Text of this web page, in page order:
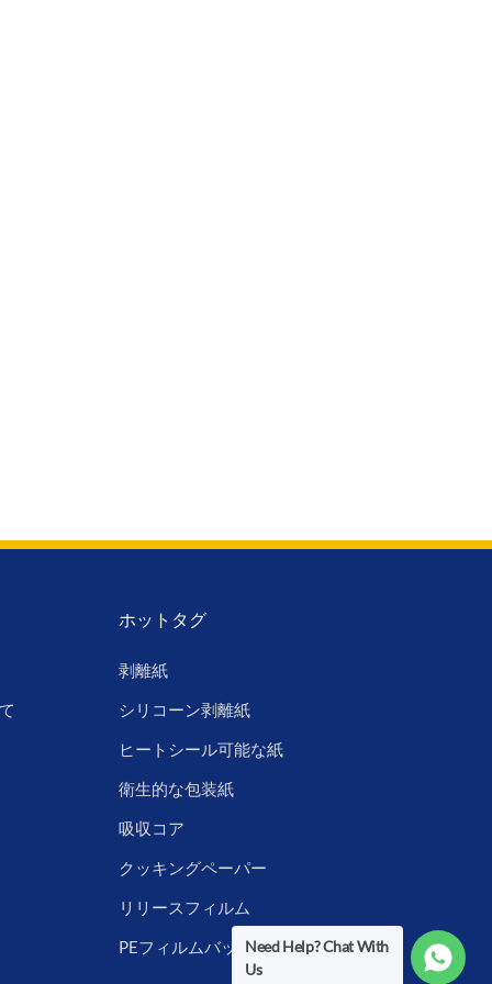
ホットタグ
剥離紙
シリコーン剥離紙
ヒートシール可能な紙
衛生的な包装紙
吸収コア
クッキングペーパー
リリースフィルム
PEフィルムバックシートNeed Help? Chat With
Us